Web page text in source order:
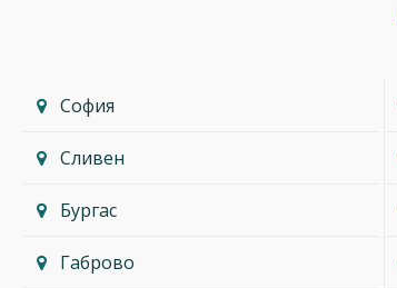
София
Сливен
Бургас
Габрово